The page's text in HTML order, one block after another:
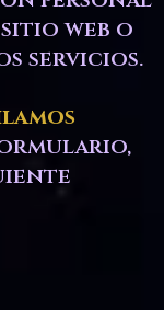
web o
servicios.